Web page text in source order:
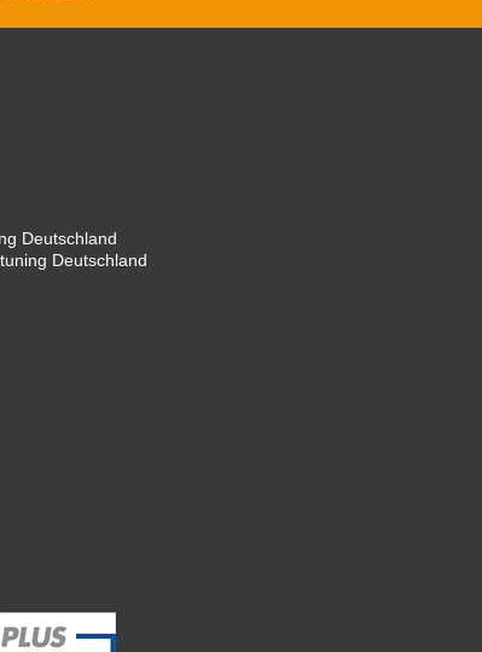
Deutschland
Deutschland